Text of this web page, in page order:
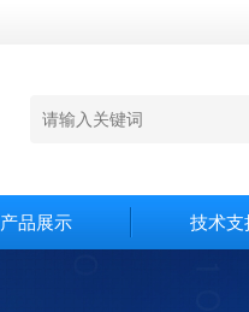
产品展示 技术支